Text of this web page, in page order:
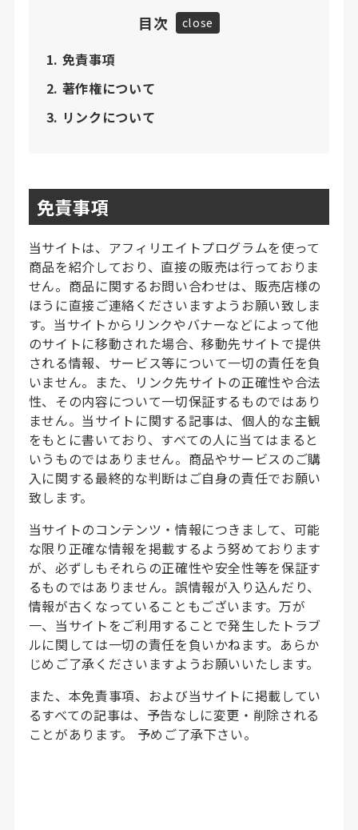
目次 close
免責事項
著作権について
リンクについて
免責事項
当サイトは、アフィリエイトプログラムを使って
商品を紹介しており、直接の販売は行っておりま
せん。商品に関するお問い合わせは、販売店様の
ほうに直接ご連絡くださいますようお願い致しま
す。当サイトからリンクやバナーなどによって他
のサイトに移動された場合、移動先サイトで提供
される情報、サービス等について一切の責任を負
いません。また、リンク先サイトの正確性や合法
性、その内容について一切保証するものではあり
ません。当サイトに関する記事は、個人的な主観
をもとに書いており、すべての人に当てはまると
いうものではありません。商品やサービスのご購
入に関する最終的な判断はご自身の責任でお願い
致します。
当サイトのコンテンツ・情報につきまして、可能
な限り正確な情報を掲載するよう努めております
が、必ずしもそれらの正確性や安全性等を保証す
るものではありません。誤情報が入り込んだり、
情報が古くなっていることもございます。万が
一、当サイトをご利用することで発生したトラブ
ルに関しては一切の責任を負いかねます。あらか
じめご了承くださいますようお願いいたします。
また、本免責事項、および当サイトに掲載してい
るすべての記事は、予告なしに変更・削除される
ことがあります。 予めご了承下さい。